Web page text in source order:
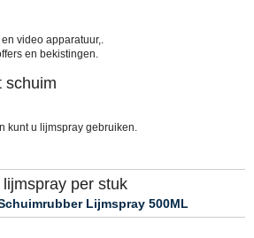
video apparatuur,.
en bekistingen.
schuim
kunt u lijmspray gebruiken.
lijmspray per stuk
Lijmspray 500ML